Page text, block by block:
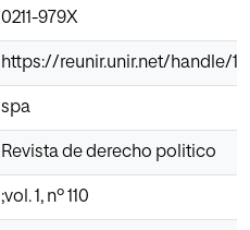
0211-979X
https://reunir.unir.net/handle/
spa
Revista de derecho politico
;vol. 1, nº 110